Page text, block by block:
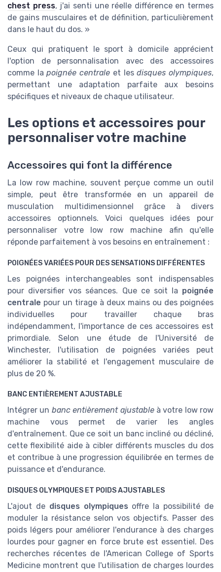
chest press, j'ai senti une réelle différence en termes
de gains musculaires et de définition, particulièrement
dans le haut du dos. »
Ceux qui pratiquent le sport à domicile apprécient
l'option de personnalisation avec des accessoires
comme lapoignée centrale et lesdisques olympiques,
permettant une adaptation parfaite aux besoins
spécifiques et niveaux de chaque utilisateur.
Les options et accessoires pour
personnaliser votre machine
Accessoires qui font la différence
La low row machine, souvent perçue comme un outil
simple, peut être transformée en un appareil de
musculation multidimensionnel grâce à divers
accessoires optionnels. Voici quelques idées pour
personnaliser votre low row machine afin qu'elle
réponde parfaitement à vos besoins en entraînement :
POIGNÉES VARIÉES POUR DES SENSATIONS DIFFÉRENTES
Les poignées interchangeables sont indispensables
pour diversifier vos séances. Que ce soit la poignée
centrale pour un tirage à deux mains ou des poignées
individuelles pour travailler chaque bras
indépendamment, l'importance de ces accessoires est
primordiale. Selon une étude de l'Université de
Winchester, l'utilisation de poignées variées peut
améliorer la stabilité et l'engagement musculaire de
plus de 20 %.
BANC ENTIÈREMENT AJUSTABLE
Intégrer un banc entièrement ajustableà votre low row
machine vous permet de varier les angles
d'entraînement. Que ce soit un banc incliné ou décliné,
cette flexibilité aide à cibler différents muscles du dos
et contribue à une progression équilibrée en termes de
puissance et d'endurance.
DISQUES OLYMPIQUES ET POIDS AJUSTABLES
L'ajout de disques olympiques offre la possibilité de
moduler la résistance selon vos objectifs. Passer des
poids légers pour améliorer l'endurance à des charges
lourdes pour gagner en force brute est essentiel. Des
recherches récentes de l'American College of Sports
Medicine montrent que l'utilisation de charges lourdes